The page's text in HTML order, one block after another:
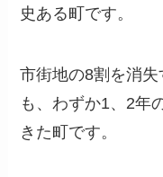
史ある町です。
市街地の8割を消
も、わずか1、2年
きた町です。